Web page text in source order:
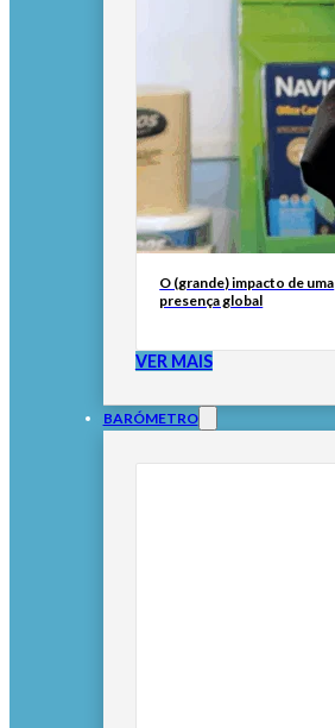
O (grande) impacto de uma
presença global
VER MAIS
BARÓMETRO